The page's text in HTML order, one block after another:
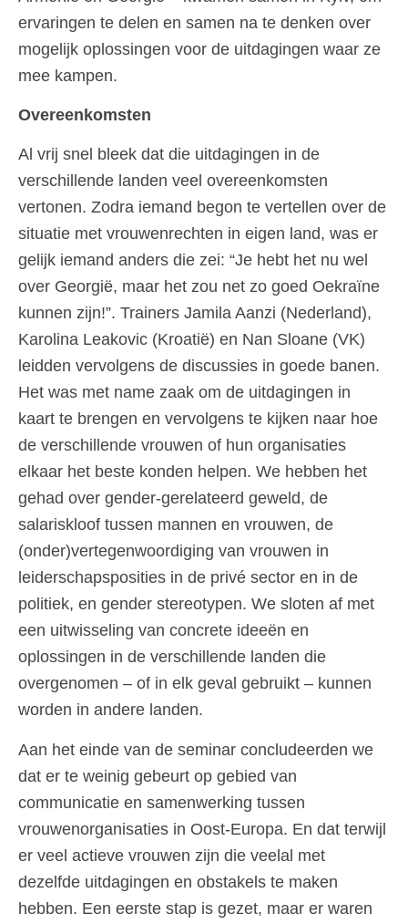
ervaringen te delen en samen na te denken over
mogelijk oplossingen voor de uitdagingen waar ze
mee kampen.
Overeenkomsten
Al vrij snel bleek dat die uitdagingen in de
verschillende landen veel overeenkomsten
vertonen. Zodra iemand begon te vertellen over de
situatie met vrouwenrechten in eigen land, was er
gelijk iemand anders die zei: “Je hebt het nu wel
over Georgië, maar het zou net zo goed Oekraïne
kunnen zijn!”. Trainers Jamila Aanzi (Nederland),
Karolina Leakovic (Kroatië) en Nan Sloane (VK)
leidden vervolgens de discussies in goede banen.
Het was met name zaak om de uitdagingen in
kaart te brengen en vervolgens te kijken naar hoe
de verschillende vrouwen of hun organisaties
elkaar het beste konden helpen. We hebben het
gehad over gender-gerelateerd geweld, de
salariskloof tussen mannen en vrouwen, de
(onder)vertegenwoordiging van vrouwen in
leiderschapsposities in de privé sector en in de
politiek, en gender stereotypen. We sloten af met
een uitwisseling van concrete ideeën en
oplossingen in de verschillende landen die
overgenomen – of in elk geval gebruikt – kunnen
worden in andere landen.
Aan het einde van de seminar concludeerden we
dat er te weinig gebeurt op gebied van
communicatie en samenwerking tussen
vrouwenorganisaties in Oost-Europa. En dat terwijl
er veel actieve vrouwen zijn die veelal met
dezelfde uitdagingen en obstakels te maken
hebben. Een eerste stap is gezet, maar er waren